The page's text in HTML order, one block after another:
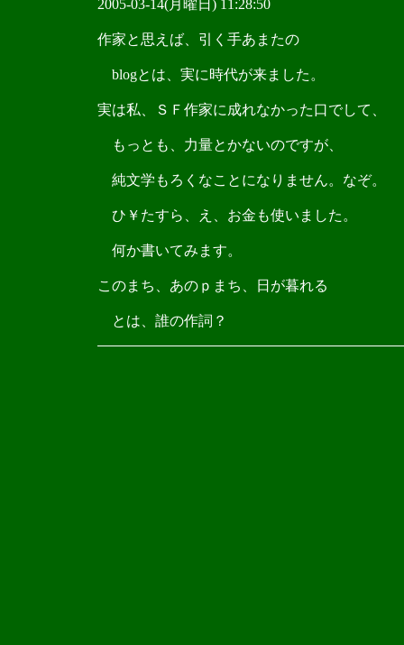
2005-03-14(月曜日) 11:28:50
作家と思えば、引く手あまたの
blogとは、実に時代が来ました。
実は私、ＳＦ作家に成れなかった口でして、
もっとも、力量とかないのですが、
純文学もろくなことになりません。なぞ。
ひ￥たすら、え、お金も使いました。
何か書いてみます。
このまち、あのｐまち、日が暮れる
とは、誰の作詞？